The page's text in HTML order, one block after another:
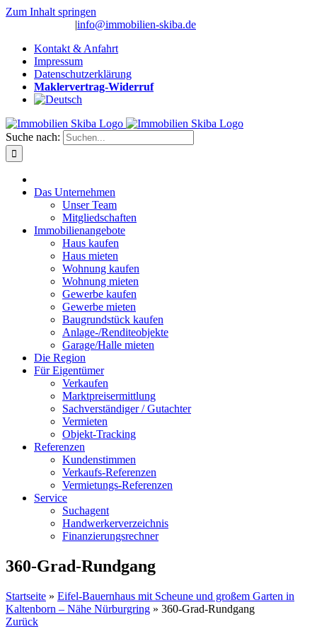
Zum Inhalt springen
|info@immobilien-skiba.de
Kontakt & Anfahrt
Impressum
Datenschutzerklärung
Maklervertrag-Widerruf
Suche nach:
Das Unternehmen
Unser Team
Mitgliedschaften
Immobilienangebote
Haus kaufen
Haus mieten
Wohnung kaufen
Wohnung mieten
Gewerbe kaufen
Gewerbe mieten
Baugrundstück kaufen
Anlage-/Renditeobjekte
Garage/Halle mieten
Die Region
Für Eigentümer
Verkaufen
Marktpreisermittlung
Sachverständiger / Gutachter
Vermieten
Objekt-Tracking
Referenzen
Kundenstimmen
Verkaufs-Referenzen
Vermietungs-Referenzen
Service
Suchagent
Handwerkerverzeichnis
Finanzierungsrechner
360-Grad-Rundgang
Startseite » Eifel-Bauernhaus mit Scheune und großem Garten in
Kaltenborn – Nähe Nürburgring » 360-Grad-Rundgang
Zurück